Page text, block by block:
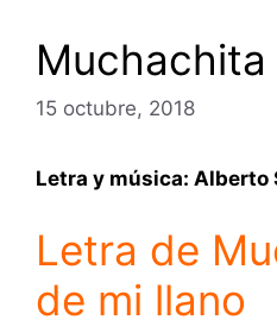
15 octubre, 2018
Letra y música: Alberto
Letra de
de mi llano